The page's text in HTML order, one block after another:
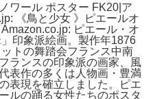
ワール ポスター FK20|ア
《鳥と少女 》ピエールオ
ピエール・オ
印象派絵画。製作年1876
トの舞踏会フランス中南
ランスの印象派の画家、風
表作の多くは人物画・豊満
表現を確立しました。ピエ
ルの踊る女性たちのポスタ